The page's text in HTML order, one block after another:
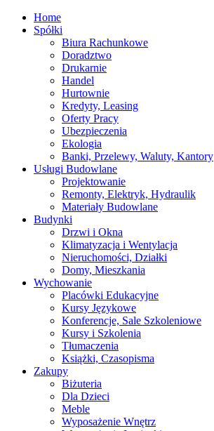
Home
Spółki
Biura Rachunkowe
Doradztwo
Drukarnie
Handel
Hurtownie
Kredyty, Leasing
Oferty Pracy
Ubezpieczenia
Ekologia
Banki, Przelewy, Waluty, Kantory
Usługi Budowlane
Projektowanie
Remonty, Elektryk, Hydraulik
Materiały Budowlane
Budynki
Drzwi i Okna
Klimatyzacja i Wentylacja
Nieruchomości, Działki
Domy, Mieszkania
Wychowanie
Placówki Edukacyjne
Kursy Językowe
Konferencje, Sale Szkoleniowe
Kursy i Szkolenia
Tłumaczenia
Książki, Czasopisma
Zakupy
Biżuteria
Dla Dzieci
Meble
Wyposażenie Wnętrz